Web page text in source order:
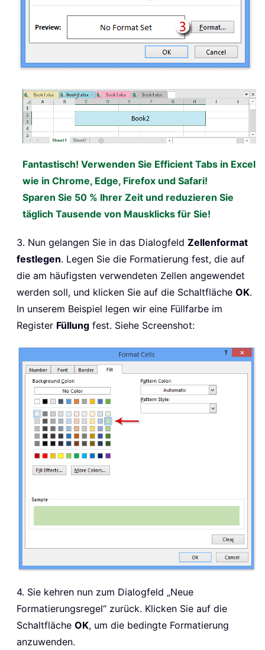
Fantastisch! Verwenden Sie Efficient Tabs in Excel
wie in Chrome, Edge, Firefox und Safari!
Sparen Sie 50 % Ihrer Zeit und reduzieren Sie
täglich Tausende von Mausklicks für Sie!
3. Nun gelangen Sie in das Dialogfeld Zellenformat
festlegen. Legen Sie die Formatierung fest, die auf
die am häufigsten verwendeten Zellen angewendet
werden soll, und klicken Sie auf die Schaltfläche OK.
In unserem Beispiel legen wir eine Füllfarbe im
Register Füllung fest. Siehe Screenshot:
4. Sie kehren nun zum Dialogfeld „Neue
Formatierungsregel“ zurück. Klicken Sie auf die
Schaltfläche OK, um die bedingte Formatierung
anzuwenden.